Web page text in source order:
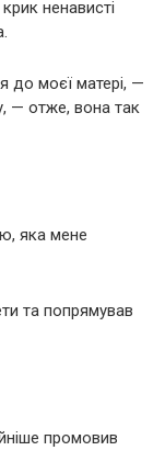
ненависті
до моєї матері, —
— отже, вона так
яка мене
та попрямував
промовив